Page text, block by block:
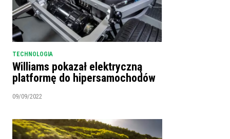
TECHNOLOGIA
Williams pokazał elektryczną
platformę do hipersamochodów
09/09/2022